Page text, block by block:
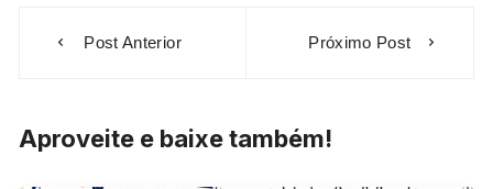
Post Anterior Próximo Post
Aproveite e baixe também!